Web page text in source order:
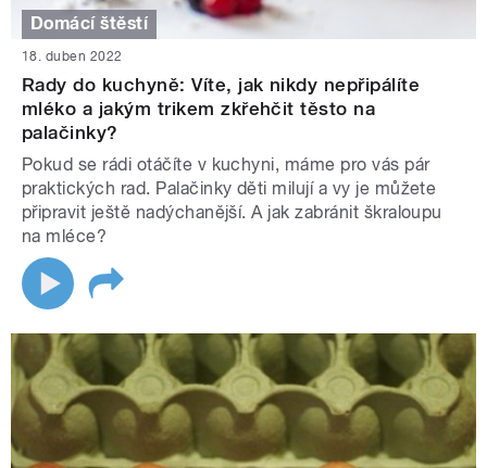
Domácí štěstí
18. duben 2022
Rady do kuchyně: Víte, jak nikdy nepřipálíte
mléko a jakým trikem zkřehčit těsto na
palačinky?
Pokud se rádi otáčíte v kuchyni, máme pro vás pár
praktických rad. Palačinky děti milují a vy je můžete
připravit ještě nadýchanější. A jak zabránit škraloupu
na mléce?